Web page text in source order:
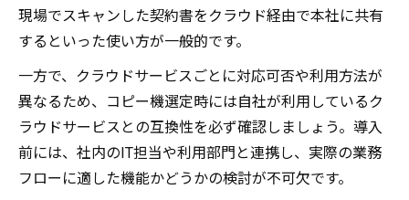
現場でスキャンした契約書をクラウド経由で本社に共有
するといった使い方が一般的です。
一方で、クラウドサービスごとに対応可否や利用方法が
異なるため、コピー機選定時には自社が利用しているク
ラウドサービスとの互換性を必ず確認しましょう。導入
前には、社内のIT担当や利用部門と連携し、実際の業務
フローに適した機能かどうかの検討が不可欠です。